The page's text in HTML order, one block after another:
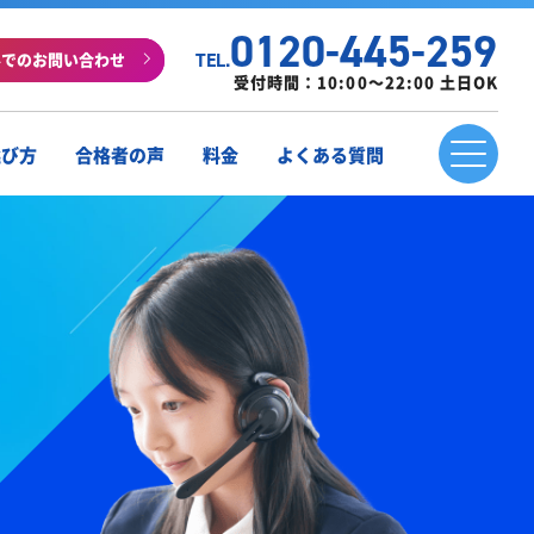
のお問い合わせ TEL.0120-445-259
受付時間：10:00～22:00 土日OK
方 合格者の声 料金 よくある質問